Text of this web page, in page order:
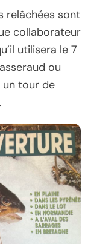
relâchées sont
collaborateur
utilisera le 7
ou
un tour de